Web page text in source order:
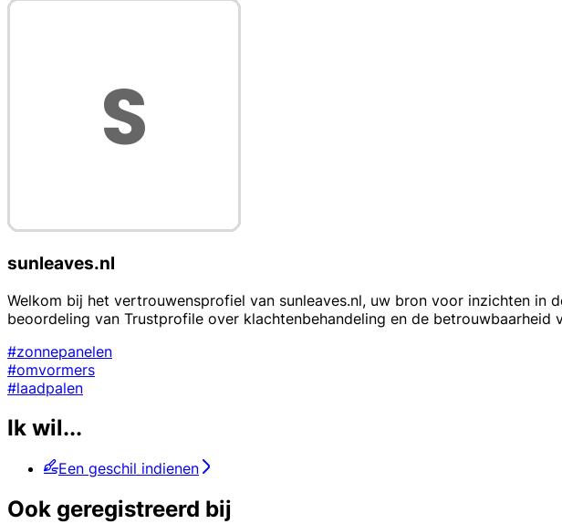
sunleaves.nl
Welkom bij het vertrouwensprofiel van sunleaves.nl, uw bron voor inzichten in
beoordeling van Trustprofile over klachtenbehandeling en de betrouwbaarheid
#zonnepanelen
#omvormers
#laadpalen
Ik wil...
Een geschil indienen
Ook geregistreerd bij